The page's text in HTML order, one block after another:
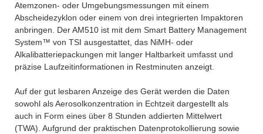
Atemzonen- oder Umgebungsmessungen mit einem
Abscheidezyklon oder einem von drei integrierten Impaktoren
anbringen. Der AM510 ist mit dem Smart Battery Management
System™ von TSI ausgestattet, das NiMH- oder
Alkalibatteriepackungen mit langer Haltbarkeit umfasst und
präzise Laufzeitinformationen in Restminuten anzeigt.
Auf der gut lesbaren Anzeige des Gerät werden die Daten
sowohl als Aerosolkonzentration in Echtzeit dargestellt als
auch in Form eines über 8 Stunden addierten Mittelwert
(TWA). Aufgrund der praktischen Datenprotokollierung sowie